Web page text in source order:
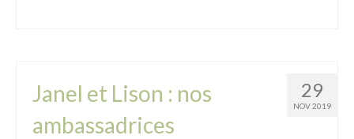
29
NOV 2019
Janel et Lison : nos
ambassadrices